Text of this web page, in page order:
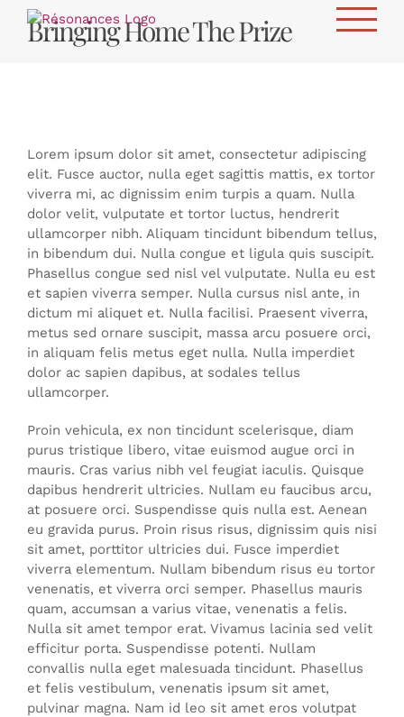
Passer
Bringing Home The Prize
Lorem ipsum dolor sit amet, consectetur adipiscing
elit. Fusce auctor, nulla eget sagittis mattis, ex tortor
viverra mi, ac dignissim enim turpis a quam. Nulla
dolor velit, vulputate et tortor luctus, hendrerit
ullamcorper nibh. Aliquam tincidunt bibendum tellus,
in bibendum dui. Nulla congue et ligula quis suscipit.
Phasellus congue sed nisl vel vulputate. Nulla eu est
et sapien viverra semper. Nulla cursus nisl ante, in
dictum mi aliquet et. Nulla facilisi. Praesent viverra,
metus sed ornare suscipit, massa arcu posuere orci,
in aliquam felis metus eget nulla. Nulla imperdiet
dolor ac sapien dapibus, at sodales tellus
ullamcorper.
Proin vehicula, ex non tincidunt scelerisque, diam
purus tristique libero, vitae euismod augue orci in
mauris. Cras varius nibh vel feugiat iaculis. Quisque
dapibus hendrerit ultricies. Nullam eu faucibus arcu,
at posuere orci. Suspendisse quis nulla est. Aenean
eu gravida purus. Proin risus risus, dignissim quis nisi
sit amet, porttitor ultricies dui. Fusce imperdiet
viverra elementum. Nullam bibendum risus eu tortor
venenatis, et viverra orci semper. Phasellus mauris
quam, accumsan a varius vitae, venenatis a felis.
Nulla sit amet tempor erat. Vivamus lacinia sed velit
efficitur porta. Suspendisse potenti. Nullam
convallis nulla eget malesuada tincidunt. Phasellus
et felis vestibulum, venenatis ipsum sit amet,
pulvinar magna. Nam id leo sit amet eros volutpat